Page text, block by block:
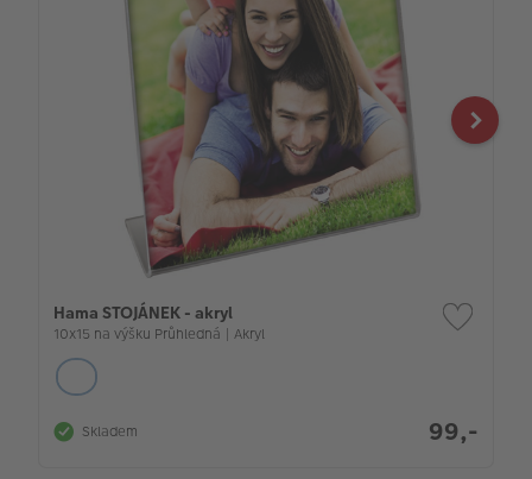
Hama STOJÁNEK - akryl
10x15 na výšku Průhledná | Akryl
Skladem 99,-